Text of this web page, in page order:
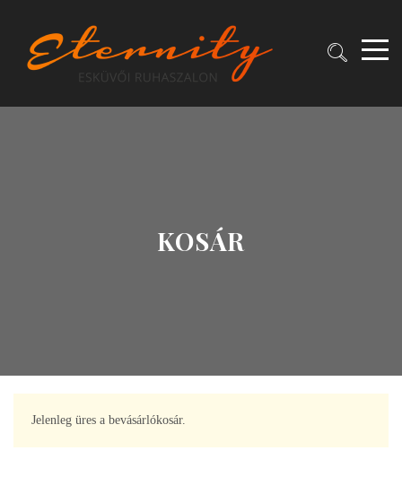
KOSÁR
Jelenleg üres a bevásárlókosár.